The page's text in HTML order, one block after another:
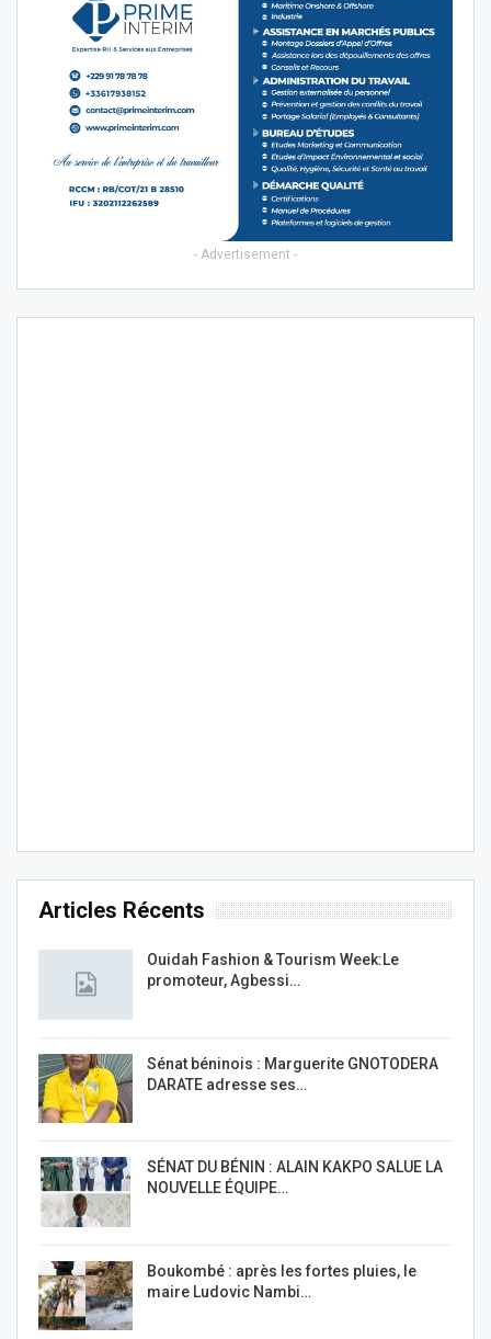
- Advertisement -
Articles Récents
Ouidah Fashion & Tourism Week:Le
promoteur, Agbessi…
Sénat béninois : Marguerite GNOTODERA
DARATE adresse ses…
SÉNAT DU BÉNIN : ALAIN KAKPO SALUE LA
NOUVELLE ÉQUIPE…
Boukombé : après les fortes pluies, le
maire Ludovic Nambi…